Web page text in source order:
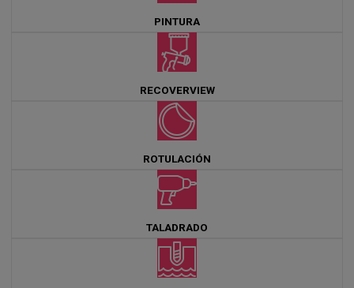
PINTURA
RECOVERVIEW
ROTULACIÓN
TALADRADO